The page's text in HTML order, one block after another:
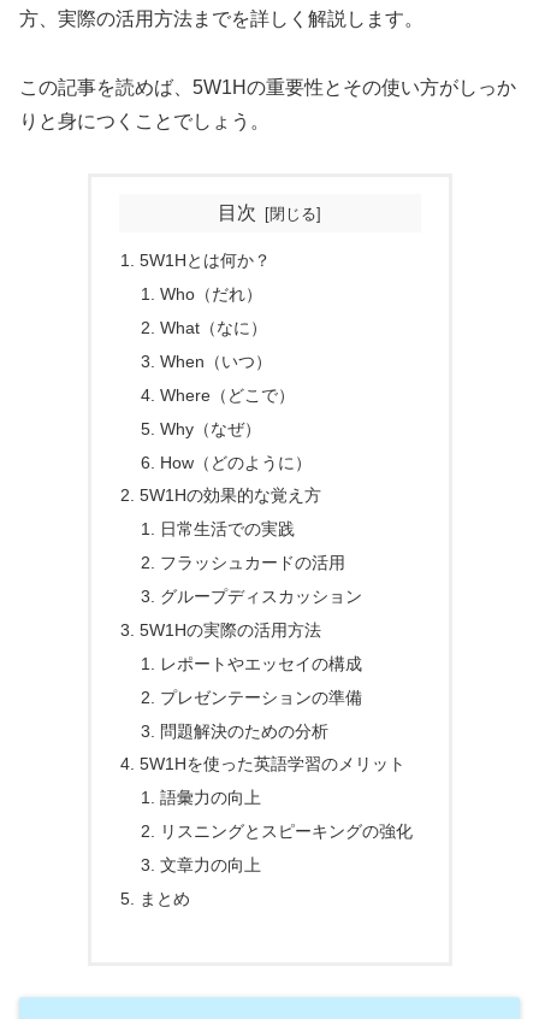
方、実際の活用方法までを詳しく解説します。
この記事を読めば、5W1Hの重要性とその使い方がしっか
りと身につくことでしょう。
目次
5W1Hとは何か？
Who（だれ）
What（なに）
When（いつ）
Where（どこで）
Why（なぜ）
How（どのように）
5W1Hの効果的な覚え方
日常生活での実践
フラッシュカードの活用
グループディスカッション
5W1Hの実際の活用方法
レポートやエッセイの構成
プレゼンテーションの準備
問題解決のための分析
5W1Hを使った英語学習のメリット
語彙力の向上
リスニングとスピーキングの強化
文章力の向上
まとめ